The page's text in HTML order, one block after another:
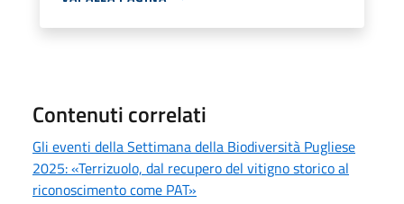
Contenuti correlati
Gli eventi della Settimana della Biodiversità Pugliese
2025: «Terrizuolo, dal recupero del vitigno storico al
riconoscimento come PAT»